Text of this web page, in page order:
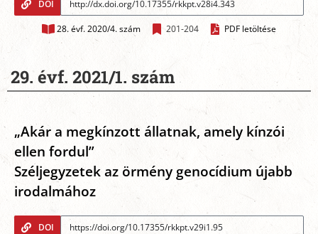
DOI
28. évf. 2020/4. szám 201-204 PDF letöltése
29. évf. 2021/1. szám
„Akár a megkínzott állatnak, amely kínzói
ellen fordul”
Széljegyzetek az örmény genocídium újabb
irodalmához
DOI